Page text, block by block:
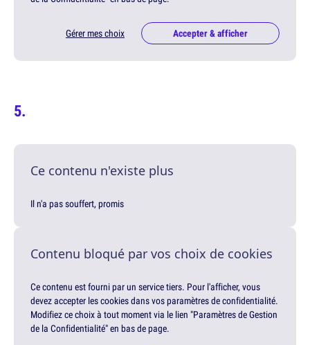
Gérer mes choix Accepter & afficher
Ce contenu n'existe plus
Il n'a pas souffert, promis
Contenu bloqué par vos choix de cookies
Ce contenu est fourni par un service tiers. Pour l'afficher, vous
devez accepter les cookies dans vos paramètres de confidentialité.
Modifiez ce choix à tout moment via le lien "Paramètres de Gestion
de la Confidentialité" en bas de page.